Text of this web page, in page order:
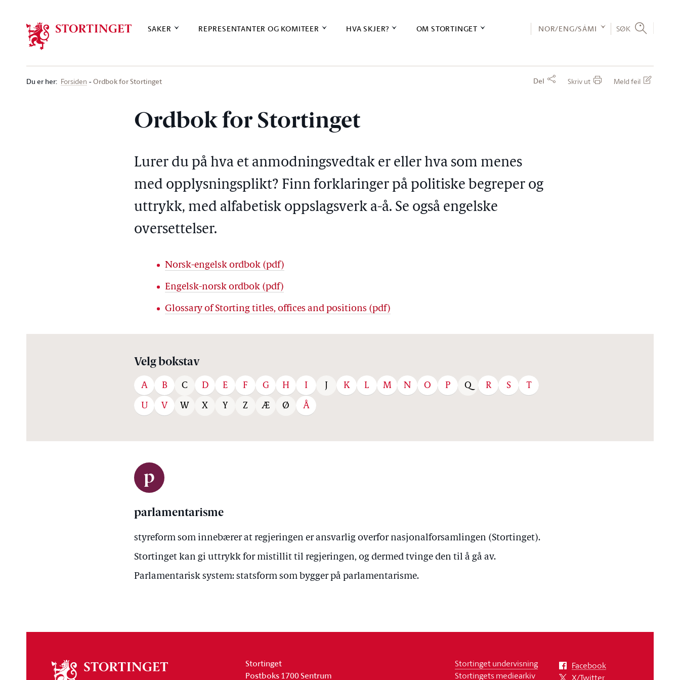
SAKER REPRESENTANTER OG KOMITEER HVA SKJER? OM STORTINGET NOR/ENG/SÁMI SØK
Du er her: Forsiden Ordbok for Stortinget Del Skriv ut Meld feil
Ordbok for Stortinget
Lurer du på hva et anmodningsvedtak er eller hva som menes
med opplysningsplikt? Finn forklaringer på politiske begreper og
uttrykk, med alfabetisk oppslagsverk a-å. Se også engelske
oversettelser.
Norsk-engelsk ordbok (pdf)
Engelsk-norsk ordbok (pdf)
Glossary of Storting titles, offices and positions (pdf)
Velg bokstav
A B C D E F G H I J K L M N O P Q R S T
U V W X Y Z Æ Ø Å
p
parlamentarisme
styreform som innebærer at regjeringen er ansvarlig overfor nasjonalforsamlingen (Stortinget).
Stortinget kan gi uttrykk for mistillit til regjeringen, og dermed tvinge den til å gå av.
Parlamentarisk system: statsform som bygger på parlamentarisme.
Stortinget
Postboks 1700 Sentrum
Stortinget undervisning
Stortingets mediearkiv
Facebook
X/Twitter